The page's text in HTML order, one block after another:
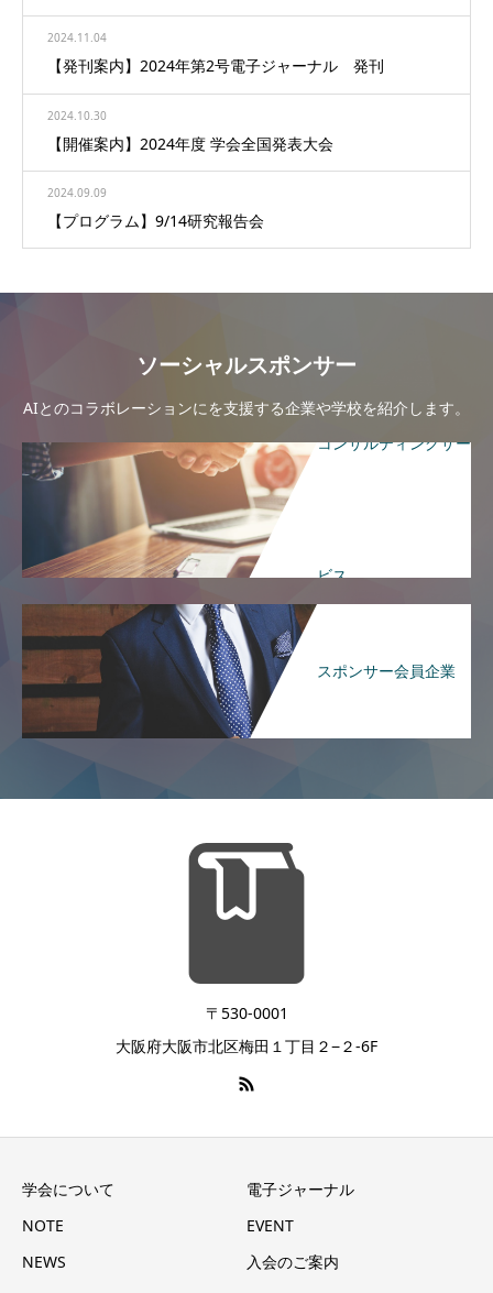
2024.11.04
【発刊案内】2024年第2号電子ジャーナル 発刊
2024.10.30
【開催案内】2024年度 学会全国発表大会
2024.09.09
【プログラム】9/14研究報告会
ソーシャルスポンサー
AIとのコラボレーションにを支援する企業や学校を紹介します。
コンサルティングサー
ビス
スポンサー会員企業
〒530-0001
大阪府大阪市北区梅田１丁目２−２-6F
学会について
電子ジャーナル
NOTE
EVENT
NEWS
入会のご案内